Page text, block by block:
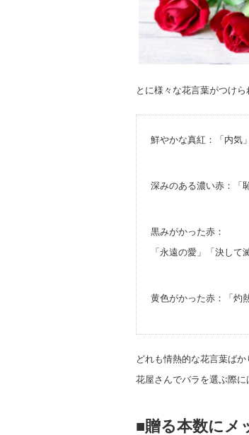
とに様々な花言葉がつけら
鮮やかな真紅：「内気」
深みのある濃い赤：「
黒みがかった赤：
「永遠の愛」「決して
黄色がかった赤：「灼
どれも情熱的な花言葉ば
花屋さんでバラを選ぶ際に
■贈る本数にメ